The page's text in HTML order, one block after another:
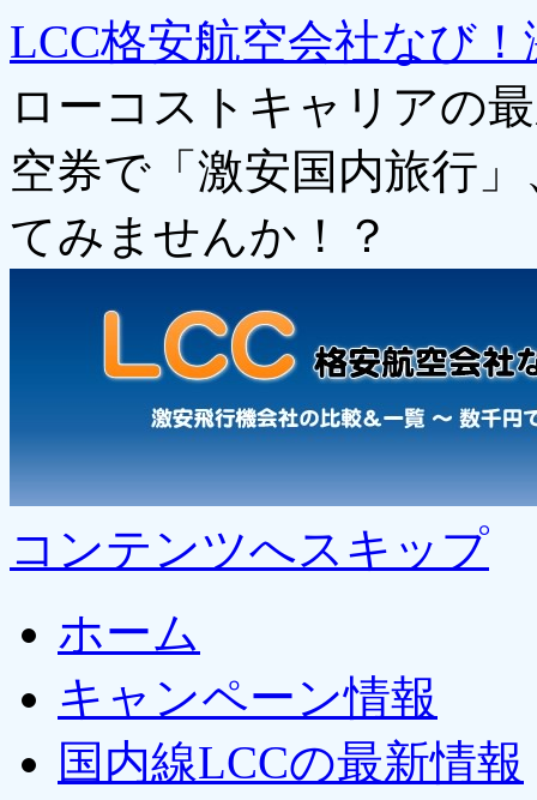
LCC格安航空会社なび
ローコストキャリアの
空券で「激安国内旅行
てみませんか！？
コンテンツへスキップ
ホーム
キャンペーン情報
国内線LCCの最新情報